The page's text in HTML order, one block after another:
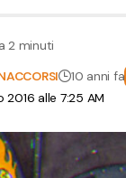
alle 7:25 AM
10 anni fa
2 minuti